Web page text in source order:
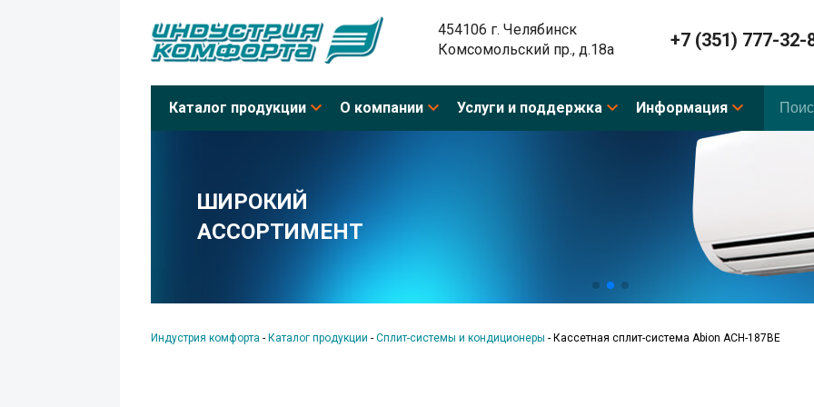
454106 г. Челябинск
Комсомольский пр., д.18а
+7 (351) 777-32-
Каталог продукции О компании Услуги и поддержка Информация
ШИРОКИЙ
АССОРТИМЕНТ
Индустрия комфорта - Каталог продукции - Сплит-системы и кондиционеры - Кассетная сплит-система Abion ACH-187BE